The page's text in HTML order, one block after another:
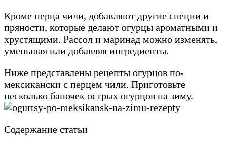
Кроме перца чили, добавляют другие специи и
пряности, которые делают огурцы ароматными и
хрустящими. Рассол и маринад можно изменять,
уменьшая или добавляя ингредиенты.
Ниже представлены рецепты огурцов по-
мексикански с перцем чили. Приготовьте
несколько баночек острых огурцов на зиму.
Содержание статьи